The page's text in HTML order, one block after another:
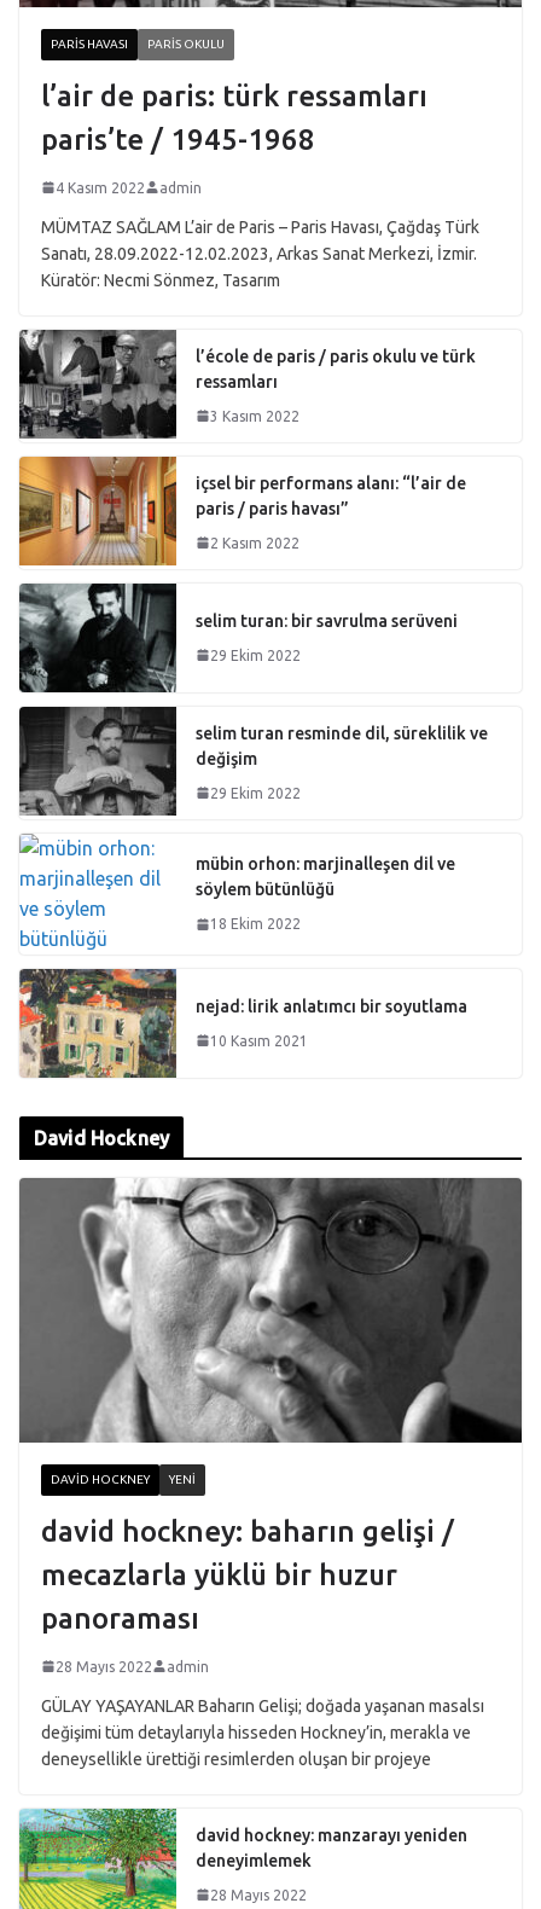
PARIS HAVASI PARIS OKULU
l’air de paris: türk ressamları
paris’te / 1945-1968
4 Kasım 2022 admin
MÜMTAZ SAĞLAM L’air de Paris – Paris Havası, Çağdaş Türk
Sanatı, 28.09.2022-12.02.2023, Arkas Sanat Merkezi, İzmir.
Küratör: Necmi Sönmez, Tasarım
l’école de paris / paris okulu ve türk
ressamları
3 Kasım 2022
içsel bir performans alanı: “l’air de
paris / paris havası”
2 Kasım 2022
selim turan: bir savrulma serüveni
29 Ekim 2022
selim turan resminde dil, süreklilik ve
değişim
29 Ekim 2022
mübin orhon: marjinalleşen dil ve
söylem bütünlüğü
18 Ekim 2022
nejad: lirik anlatımcı bir soyutlama
10 Kasım 2021
David Hockney
DAVID HOCKNEY YENI
david hockney: baharın gelişi /
mecazlarla yüklü bir huzur
panoraması
28 Mayıs 2022 admin
GÜLAY YAŞAYANLAR Baharın Gelişi; doğada yaşanan masalsı
değişimi tüm detaylarıyla hisseden Hockney’in, merakla ve
deneysellikle ürettiği resimlerden oluşan bir projeye
david hockney: manzarayı yeniden
deneyimlemek
28 Mayıs 2022